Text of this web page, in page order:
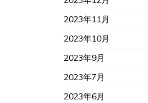
2023年11月
2023年10月
2023年9月
2023年7月
2023年6月